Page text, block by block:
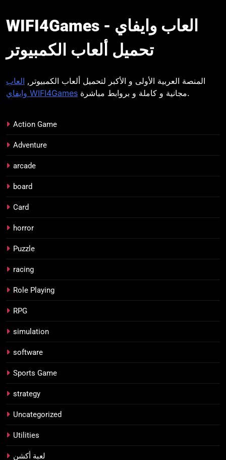
WIFI4Games العاب
وايفايWIFI4Games العاب وايفاي -
تحميل ألعاب الكمبيوتر
المنصة العربية الأولى و الأكبر لتحميل ألعاب الكمبيوتر, العاب
وايفاي WIFI4Games
مجانية و كاملة و بروابط مباشرة.
Action Game
Adventure
arcade
board
Card
horror
Puzzle
racing
Role Playing
RPG
simulation
software
Sports Game
strategy
Uncategorized
Utilities
لعبة أكشن